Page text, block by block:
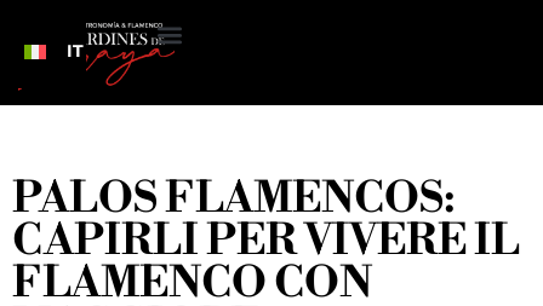
IT
PALOS FLAMENCOS:
CAPIRLI PER VIVERE IL
FLAMENCO CON